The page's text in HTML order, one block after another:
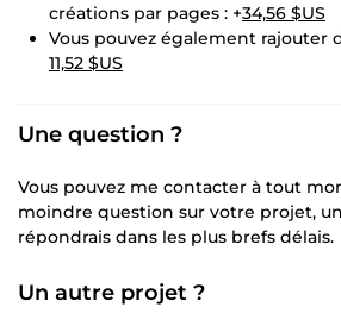
créations par pages : +34,56 $US
Vous pouvez également rajouter
11,52 $US
Une question ?
Vous pouvez me contacter à tout
moindre question sur votre projet,
répondrais dans les plus brefs délais.
Un autre projet ?